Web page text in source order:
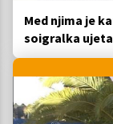
Med njima je
soigralka